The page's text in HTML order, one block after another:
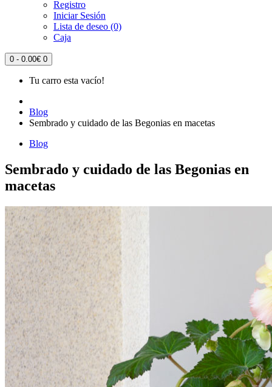
Registro
Iniciar Sesión
Lista de deseo (0)
Caja
0 - 0.00€ 0
Tu carro esta vacío!
Blog
Sembrado y cuidado de las Begonias en macetas
Blog
Sembrado y cuidado de las Begonias en
macetas